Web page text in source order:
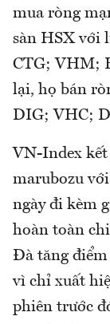
mua ròng
sàn HSX với
CTG; VHM;
lại, họ bán
DIG; VHC;
VN-Index
marubozu
ngày đi kèm
hoàn toàn
Đà tăng
vì chỉ xuất
phiên trước